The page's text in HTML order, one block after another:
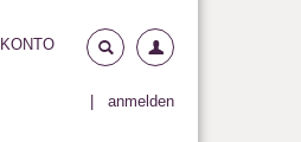
anmelden
KONTO